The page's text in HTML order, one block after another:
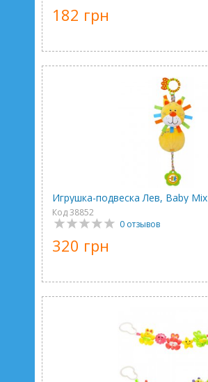
182 грн
Игрушка-подвеска Лев, Baby Mix
Код 38852
0 отзывов
320 грн